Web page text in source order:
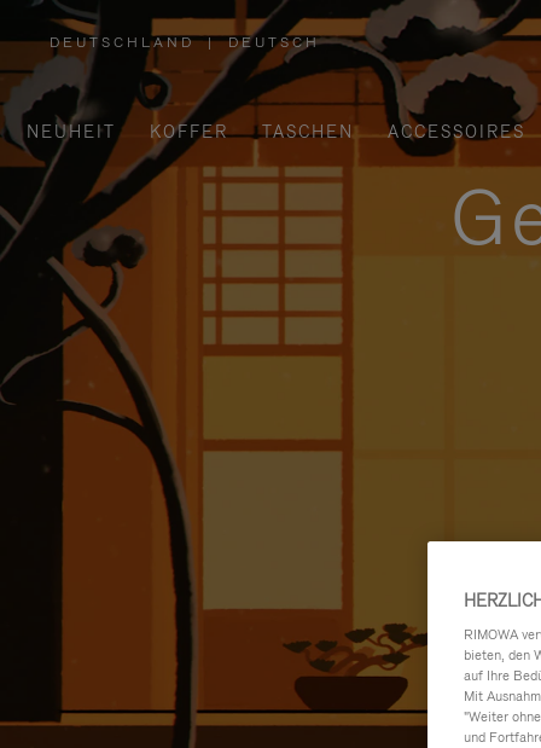
DEUTSCHLAND
,
WÄHLEN
SIE
IHRE
REGION
AUS
| DEUTSCH
NEUHEIT KOFFER TASCHEN ACCESSOIRES
RIMOWA
bieten, den
auf Ihre
Mit
"Weiter
und